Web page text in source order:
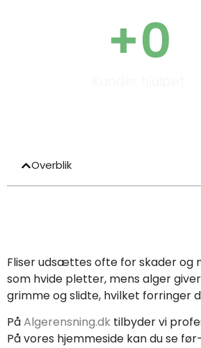
+0
Overblik
Fliser udsættes ofte for skader og
som hvide pletter, mens alger
grimme og slidte, hvilket forringer
PåAlgerensning.dk tilbyder vi
På vores hjemmeside kan du se